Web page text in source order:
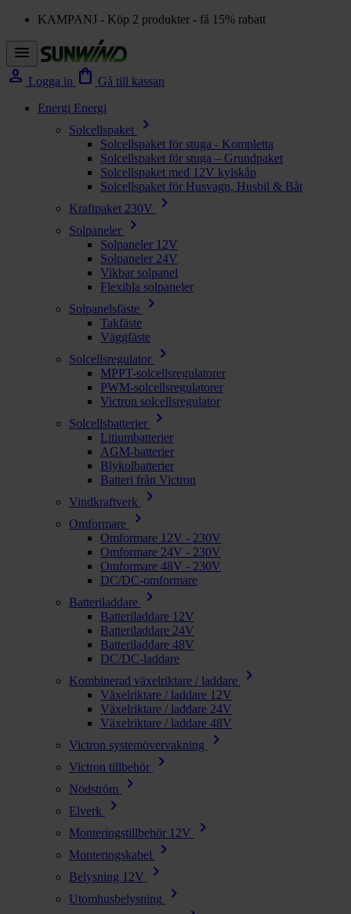
KAMPANJ - Köp 2 produkter - få 15% rabatt
menu
person Logga in shopping_bag Gå till kassan
Energi Energi
Solcellspaket
chevron_right
Solcellspaket för stuga - Kompletta
Solcellspaket för stuga – Grundpaket
Solcellspaket med 12V kylskåp
Solcellspaket för Husvagn, Husbil & Båt
Kraftpaket 230V
chevron_right
Solpaneler chevron_right
Solpaneler 12V
Solpaneler 24V
Vikbar solpanel
Flexibla solpaneler
Solpanelsfäste
chevron_right
Takfäste
Väggfäste
Solcellsregulator
chevron_right
MPPT-solcellsregulatorer
PWM-solcellsregulatorer
Victron solcellsregulator
Solcellsbatterier
chevron_right
Litiumbatterier
AGM-batterier
Blykolbatterier
Batteri från Victron
Vindkraftverk
chevron_right
Omformare chevron_right
Omformare 12V - 230V
Omformare 24V - 230V
Omformare 48V - 230V
DC/DC-omformare
Batteriladdare
chevron_right
Batteriladdare 12V
Batteriladdare 24V
Batteriladdare 48V
DC/DC-laddare
Kombinerad växelriktare / laddare
chevron_right
Växelriktare / laddare 12V
Växelriktare / laddare 24V
Växelriktare / laddare 48V
Victron systemövervakning
chevron_right
Victron tillbehör chevron_right
Nödström chevron_right
Elverk chevron_right
Monteringstillbehör 12V chevron_right
Monteringskabel chevron_right
Belysning 12V chevron_right
Utomhusbelysning chevron_right